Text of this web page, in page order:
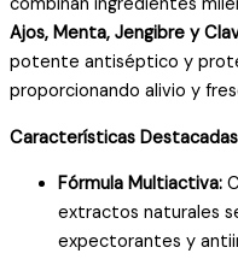
cantidad
Ajos, Menta, Jengibre y
potente antiséptico y
proporcionando alivio y
Características
Fórmula Multiactiva:
extractos naturales
expectorantes y